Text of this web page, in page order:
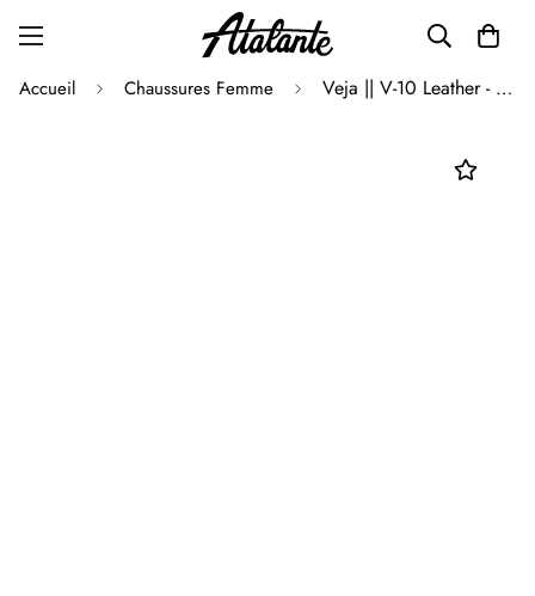
Accueil Chaussures Femme Veja || V-10 Leather - White Multico